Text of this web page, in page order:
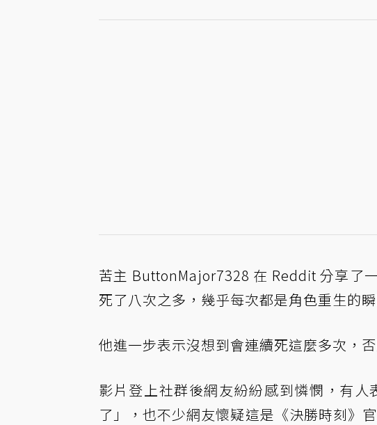
苦主 ButtonMajor7328 在 Reddit 分享了
死了八次之多，幾乎每次都是角色重生的
他進一步表示沒想到會連續死這麼多次，
影片登上社群後網友紛紛感到憐憫，有
了」，也不少網友懷疑這是《決勝時刻》